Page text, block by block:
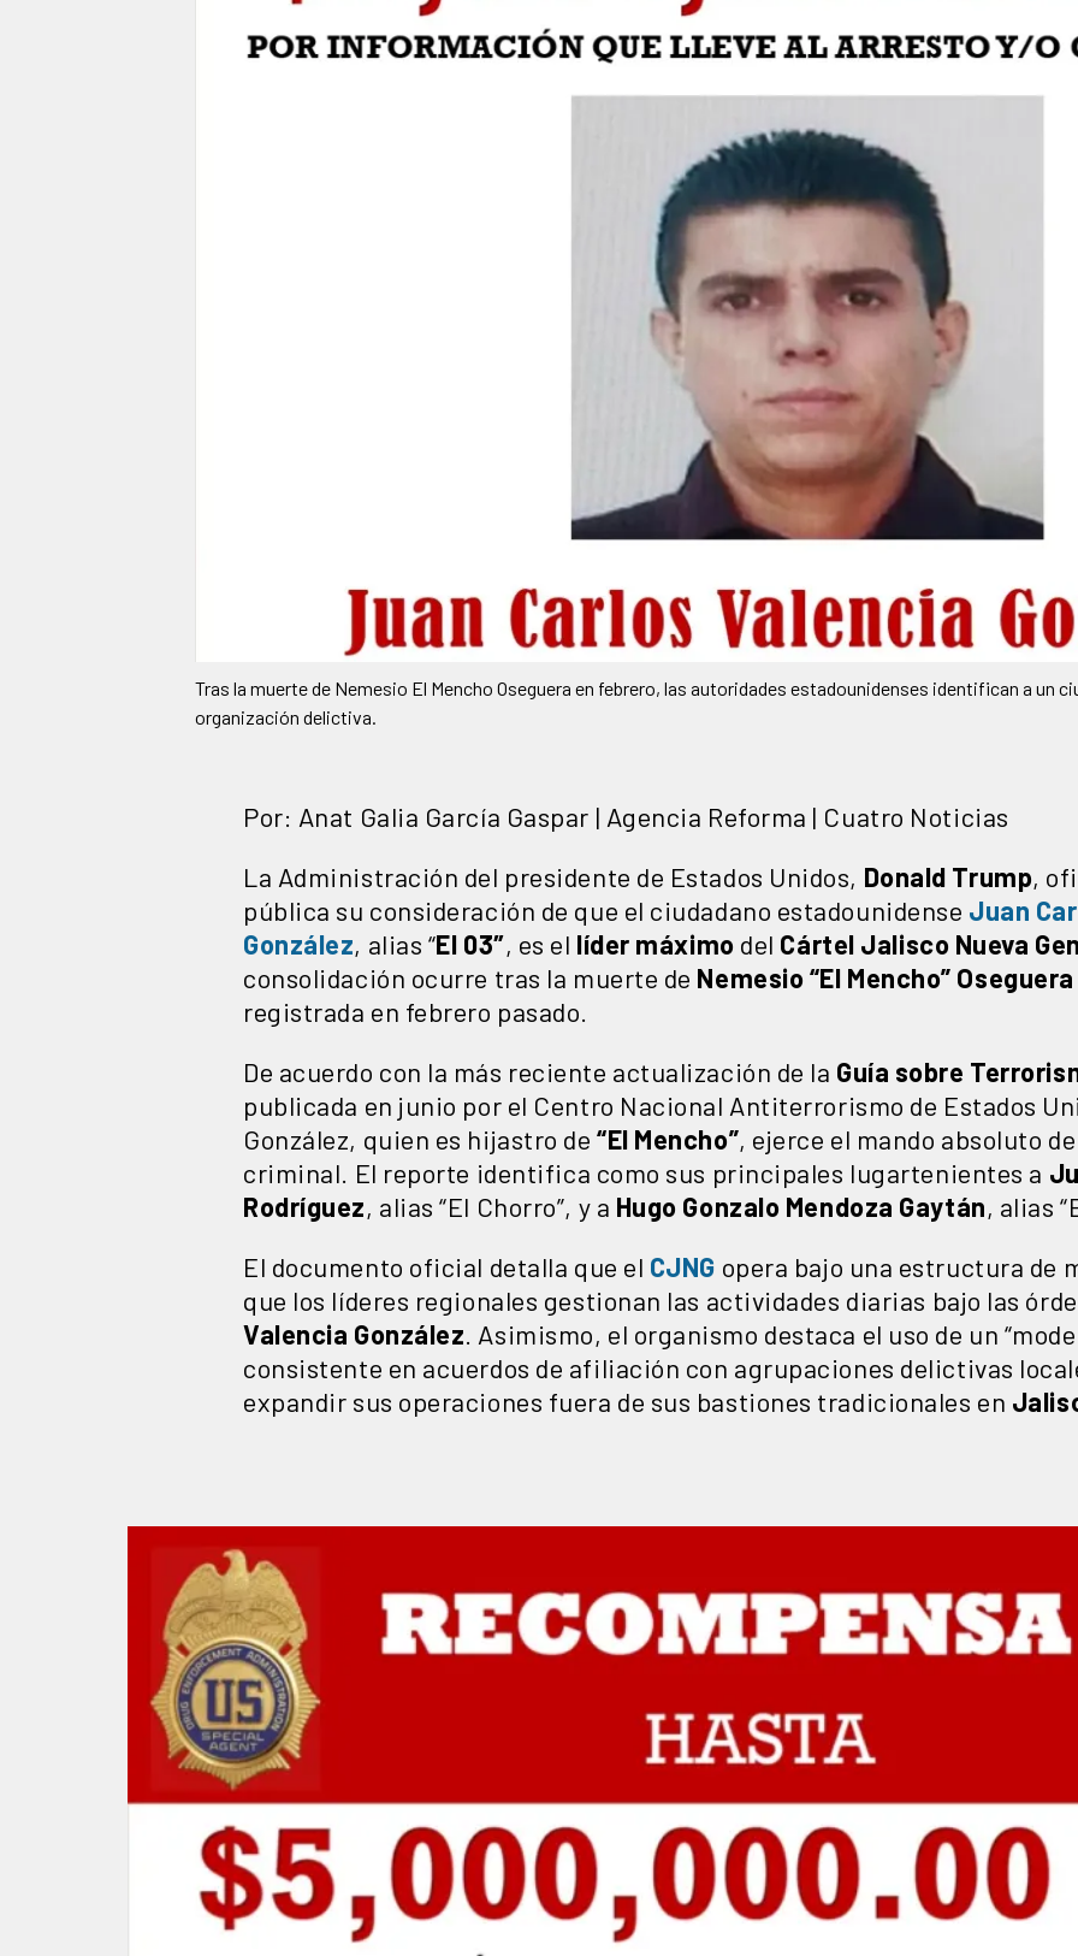
Tras la muerte de Nemesio El Mencho Oseguera en febrero, las autoridades estadounidenses identifican a un
organización delictiva.
Por: Anat Galia García Gaspar | Agencia Reforma | Cuatro Noticias
La Administración del presidente de Estados Unidos, Donald Trump,
pública su consideración de que el ciudadano estadounidense Juan
González, alias “El 03″, es el líder máximo del Cártel Jalisco Nueva
consolidación ocurre tras la muerte de Nemesio “El Mencho”
registrada en febrero pasado.
De acuerdo con la más reciente actualización de la Guía sobre
publicada en junio por el Centro Nacional Antiterrorismo de Estados
González, quien es hijastro de“El Mencho”, ejerce el mando absoluto
criminal. El reporte identifica como sus principales lugartenientes a
Rodríguez, alias “El Chorro”, y a Hugo Gonzalo Mendoza Gaytán, alias
El documento oficial detalla que el CJNG opera bajo una estructura de
que los líderes regionales gestionan las actividades diarias bajo las
Valencia González . Asimismo, el organismo destaca el uso de un
consistente en acuerdos de afiliación con agrupaciones delictivas
expandir sus operaciones fuera de sus bastiones tradicionales en